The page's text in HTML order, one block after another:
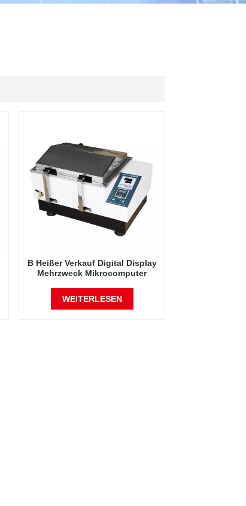
B Heißer Verkauf Digital Display
Mehrzweck Mikrocomputer
Wasser Bad Shaker Labor
Oszillator
WEITERLESEN